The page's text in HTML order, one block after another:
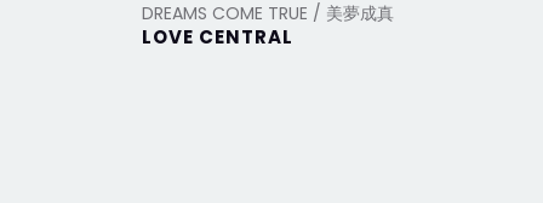
DREAMS COME TRUE / 美夢成真
LOVE CENTRAL